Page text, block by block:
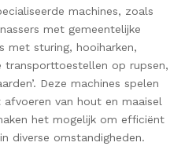
machines, zoals
met gemeentelijke
met sturing, hooiharken,
transporttoestellen op rupsen,
Deze machines spelen
van hout en maaisel
het mogelijk om efficiënt
diverse omstandigheden.